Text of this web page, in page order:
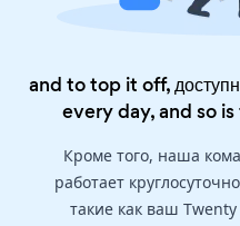
and to top it off,
every day, and so
Кроме того, наша
работает
такие как ваш